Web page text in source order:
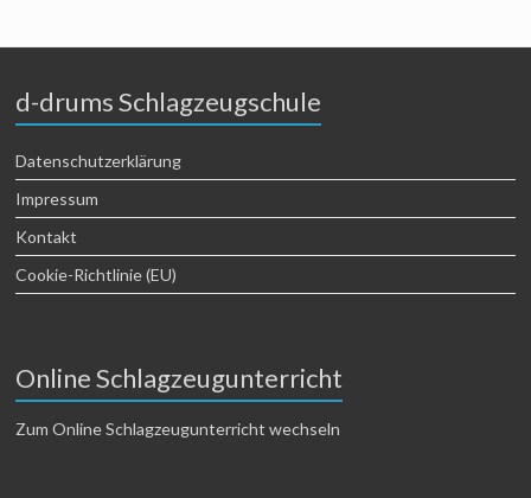
d-drums Schlagzeugschule
Datenschutzerklärung
Impressum
Kontakt
Cookie-Richtlinie (EU)
Online Schlagzeugunterricht
Zum Online Schlagzeugunterricht wechseln